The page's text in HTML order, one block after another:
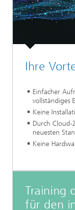
Ihre
Einfacher
vollständiges
Keine
Durch
neuesten
Keine
Training
für den